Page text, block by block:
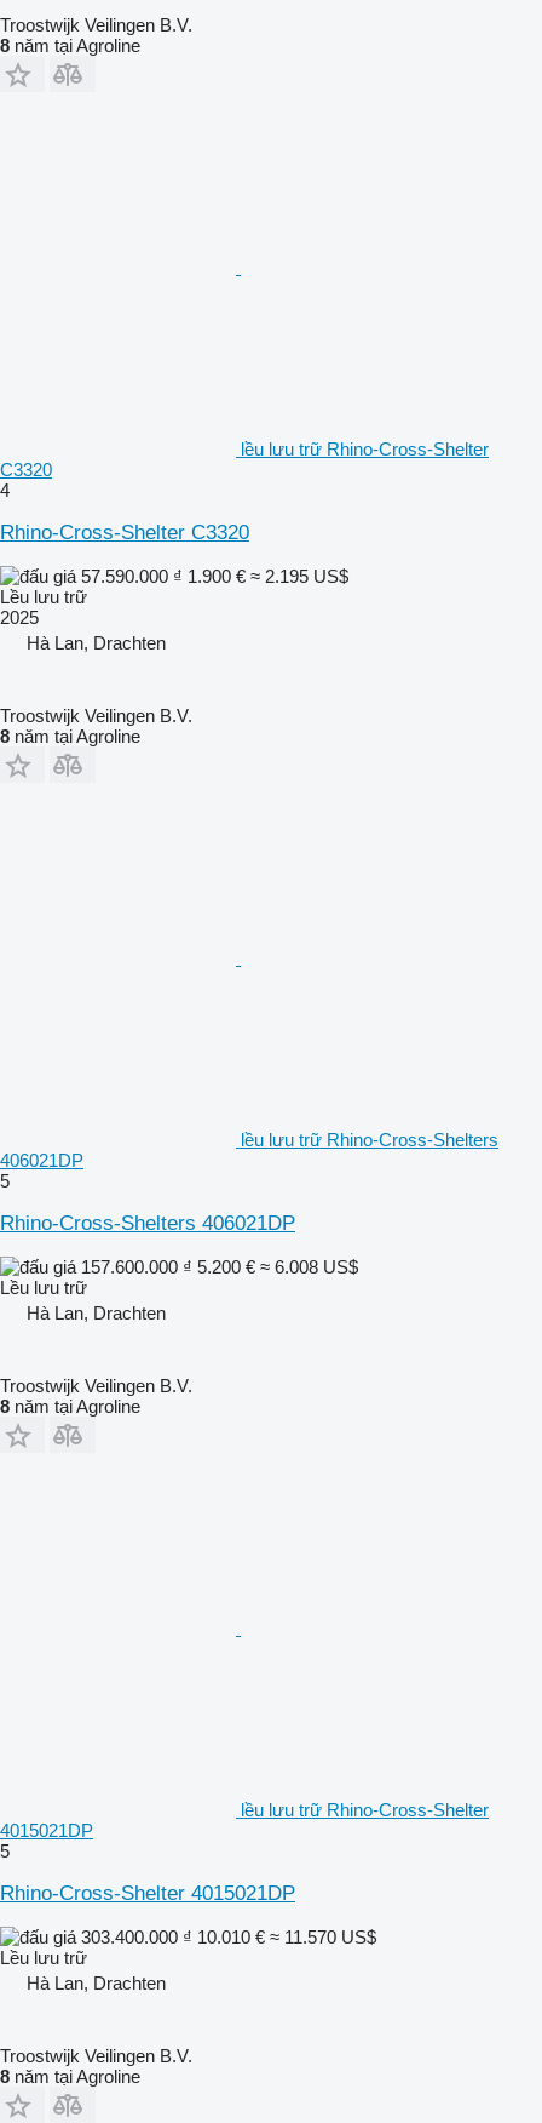
Troostwijk Veilingen B.V.
8 năm tại Agroline
lều lưu trữ Rhino-Cross-Shelter
C3320
4
Rhino-Cross-Shelter C3320
57.590.000 ₫ 1.900 € ≈ 2.195 US$
Lều lưu trữ
2025
Hà Lan, Drachten
Troostwijk Veilingen B.V.
8 năm tại Agroline
lều lưu trữ Rhino-Cross-Shelters
406021DP
5
Rhino-Cross-Shelters 406021DP
157.600.000 ₫ 5.200 € ≈ 6.008 US$
Lều lưu trữ
Hà Lan, Drachten
Troostwijk Veilingen B.V.
8 năm tại Agroline
lều lưu trữ Rhino-Cross-Shelter
4015021DP
5
Rhino-Cross-Shelter 4015021DP
303.400.000 ₫ 10.010 € ≈ 11.570 US$
Lều lưu trữ
Hà Lan, Drachten
Troostwijk Veilingen B.V.
8 năm tại Agroline